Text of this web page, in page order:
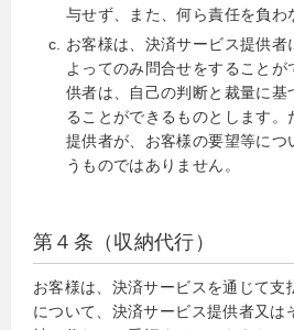
与せず、また、何ら責任を負わ
お客様は、決済サービス提供者
よってのみ問合せをすることが
供者は、自己の判断と裁量に基
ることができるものとします。
提供者が、お客様の要望等につ
うものではありません。
第４条（収納代行）
お客様は、決済サービスを通じて支
について、決済サービス提供者又は